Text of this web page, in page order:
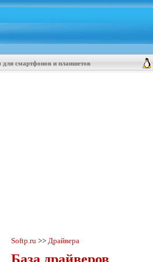
смартфонов и планшетов
Softp.ru >> Драйвера